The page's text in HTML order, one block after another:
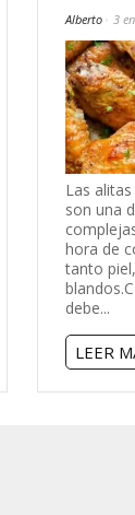
Alberto 3
Las
son una
hora de
tanto
debe...
LEER